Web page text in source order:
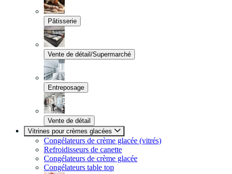
Pâtisserie
Vente de détail/Supermarché
Entreposage
Vente de détail
Vitrines pour crèmes glacées
Congélateurs de crème glacée (vitrés)
Refroidisseurs de canette
Congélateurs de crème glacée
Congélateurs table top